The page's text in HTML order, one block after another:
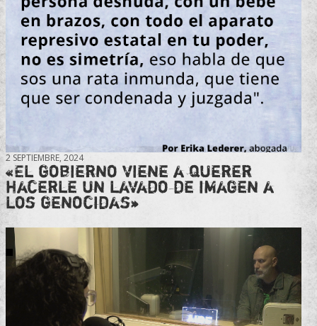
2 SEPTIEMBRE, 2024
«El gobierno viene a querer
hacerle un lavado de imagen a
los genocidas»